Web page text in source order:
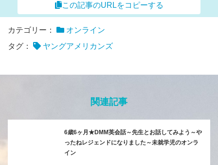
この記事のURLをコピーする
カテゴリー：
オンライン
タグ：
ヤングアメリカンズ
関連記事
6歳6ヶ月★DMM英会話～先生とお話してみよう～や
ったねレジェンドになりました～未就学児のオンラ
イン